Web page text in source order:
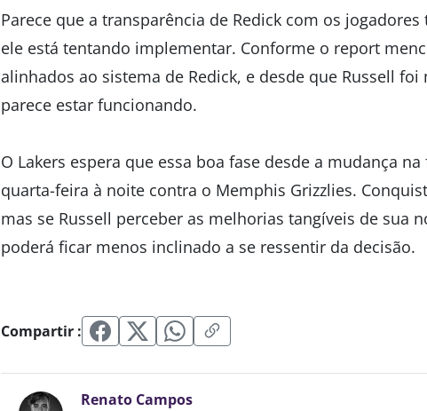
Parece que a transparência de Redick com os
ele está tentando implementar. Conforme o report
alinhados ao sistema de Redick, e desde que Russell
parece estar funcionando.
O Lakers espera que essa boa fase desde a mudança
quarta-feira à noite contra o Memphis Grizzlies.
mas se Russell perceber as melhorias tangíveis de sua
poderá ficar menos inclinado a se ressentir da decisão.
Compartir :
Renato Campos